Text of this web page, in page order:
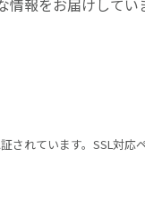
情報をお届けして
されています。SSL対